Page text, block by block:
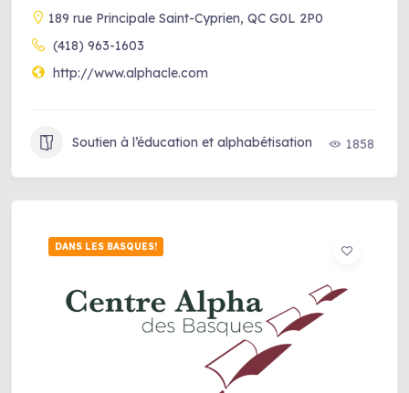
189 rue Principale Saint-Cyprien, QC G0L 2P0
(418) 963-1603
http://www.alphacle.com
Soutien à l’éducation et alphabétisation 1858
DANS LES BASQUES!